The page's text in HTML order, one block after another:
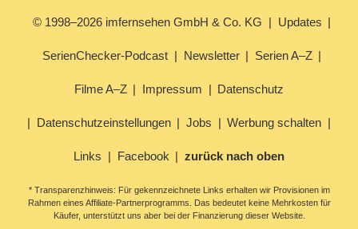
© 1998–2026 imfernsehen GmbH & Co. KG Updates
SerienChecker-Podcast Newsletter Serien A–Z
Filme A–Z Impressum Datenschutz
Datenschutzeinstellungen Jobs Werbung schalten
Links Facebook zurück nach oben
* Transparenzhinweis: Für gekennzeichnete Links erhalten wir Provisionen im
Rahmen eines Affiliate-Partnerprogramms. Das bedeutet keine Mehrkosten für
Käufer, unterstützt uns aber bei der Finanzierung dieser Website.